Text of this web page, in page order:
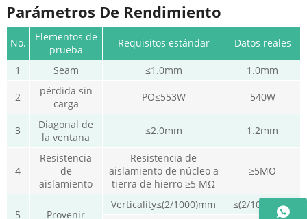
Parámetros De Rendimiento
No.
Elementos de
prueba
Requisitos estándar Datos reales
1 Seam ≤1.0mm 1.0mm
2
pérdida sin
carga
PO≤553W 540W
3
Diagonal de
la ventana
≤2.0mm 1.2mm
4
Resistencia
de
aislamiento
Resistencia de
aislamiento de núcleo a
tierra de hierro ≥5 MΩ
≥5MO
5 Provenir
Verticality≤(2/1000)mm
≤(2/1000)mm